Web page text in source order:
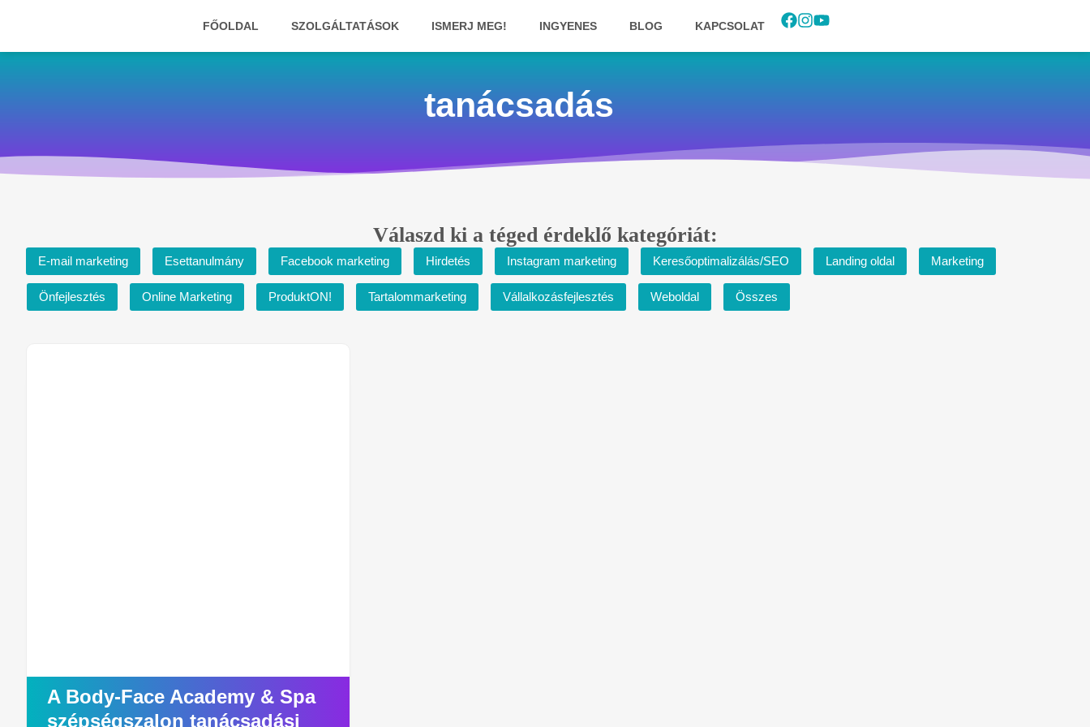
FŐOLDAL SZOLGÁLTATÁSOK ISMERJ MEG! INGYENES BLOG KAPCSOLAT
tanácsadás
Válaszd ki a téged érdeklő kategóriát:
E-mail marketing Esettanulmány Facebook marketing Hirdetés Instagram marketing Keresőoptimalizálás/SEO Landing oldal Marketing
Önfejlesztés Online Marketing ProduktON! Tartalommarketing Vállalkozásfejlesztés Weboldal Összes
A Body-Face Academy & Spa
szépségszalon tanácsadási